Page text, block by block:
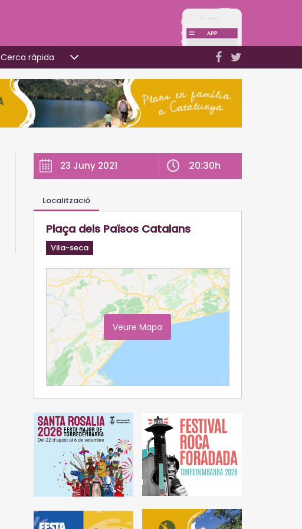
Cerca ràpida
23 Juny 2021 20:30h
Localització
Plaça dels Països Catalans
Vila-seca
Veure Mapa